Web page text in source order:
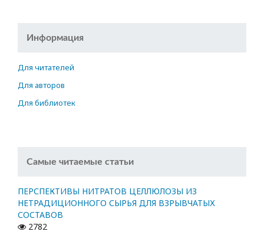
Информация
Для читателей
Для авторов
Для библиотек
Самые читаемые статьи
ПЕРСПЕКТИВЫ НИТРАТОВ ЦЕЛЛЮЛОЗЫ ИЗ
НЕТРАДИЦИОННОГО СЫРЬЯ ДЛЯ ВЗРЫВЧАТЫХ
СОСТАВОВ
2782